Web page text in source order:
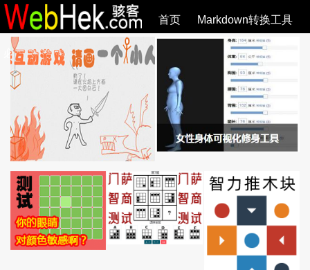
首页 Markdown转换工具
必观作品 SVG教程 SVG手册 全部文章